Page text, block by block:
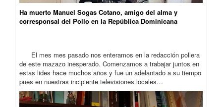
Ha muerto Manuel Sogas Cotano, amigo del alma y
corresponsal del Pollo en la República Dominicana
El mes mes pasado nos enteramos en la redacción pollera
de este mazazo inesperado. Comenzamos a trabajar juntos en
estas lides hace muchos años y fue un adelantado a su tiempo
pues en nuestras incipiente televisiones locales…